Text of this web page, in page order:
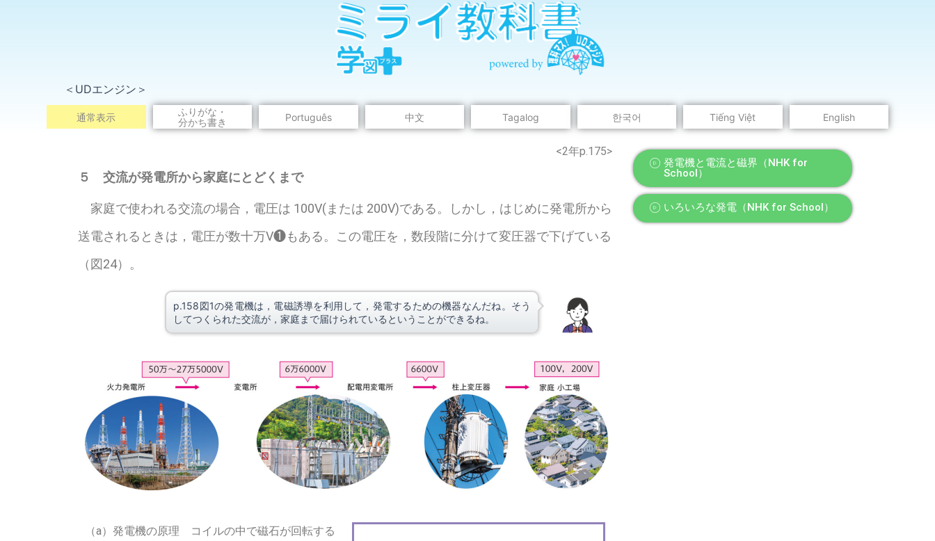
＜UDエンジン＞
通常表示
ふりがな・
分かち書き
Português 中文 Tagalog 한국어 Tiếng Việt English
<2年p.175>
５ 交流が発電所から家庭にとどくまで
家庭で使われる交流の場合，電圧は 100V(または 200V)である。しかし，はじめに発電所から
送電されるときは，電圧が数十万V❶もある。この電圧を，数段階に分けて変圧器で下げている
（図24）。
p.158図1の発電機は，電磁誘導を利用して，発電するための機器なんだね。そう
してつくられた交流が，家庭まで届けられているということができるね。
（a）発電機の原理 コイルの中で磁石が回転する
発電機と電流と磁界（NHK for
School）
いろいろな発電（NHK for School）